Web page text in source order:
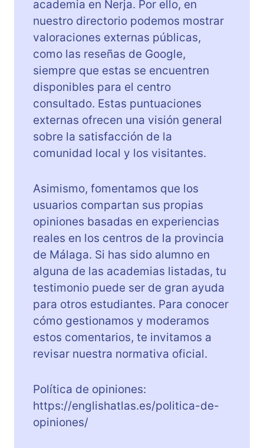
academia en Nerja. Por ello, en
nuestro directorio podemos mostrar
valoraciones externas públicas,
como las reseñas de Google,
siempre que estas se encuentren
disponibles para el centro
consultado. Estas puntuaciones
externas ofrecen una visión general
sobre la satisfacción de la
comunidad local y los visitantes.
Asimismo, fomentamos que los
usuarios compartan sus propias
opiniones basadas en experiencias
reales en los centros de la provincia
de Málaga. Si has sido alumno en
alguna de las academias listadas, tu
testimonio puede ser de gran ayuda
para otros estudiantes. Para conocer
cómo gestionamos y moderamos
estos comentarios, te invitamos a
revisar nuestra normativa oficial.
Política de opiniones:
https://englishatlas.es/politica-de-
opiniones/